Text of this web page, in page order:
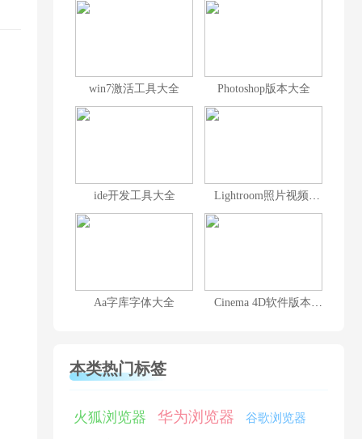
win7激活工具大全 Photoshop版本大全
ide开发工具大全 Lightroom照片视频编辑软件
Aa字库字体大全 Cinema 4D软件版本大全
本类热门标签
火狐浏览器 华为浏览器 谷歌浏览器